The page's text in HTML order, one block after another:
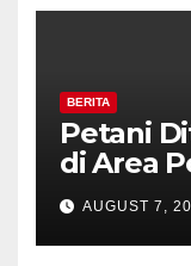
BERITA
Petani
di Area
Polisi
Tanda
AUGUST 7,